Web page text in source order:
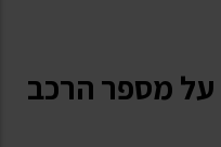
על מספר הרכב